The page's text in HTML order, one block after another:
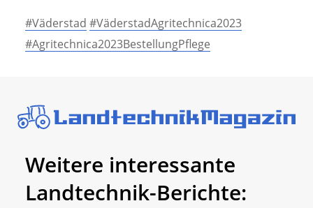
#Väderstad #VäderstadAgritechnica2023
#Agritechnica2023BestellungPflege
Weitere interessante
Landtechnik-Berichte: